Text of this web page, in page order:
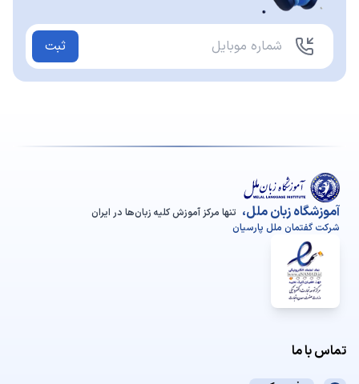
ثبت
آموزشگاه زبان ملل، تنها مرکز آموزش کلیه زبان‌ها در ایران
شرکت گفتمان ملل پارسیان
تماس با ما